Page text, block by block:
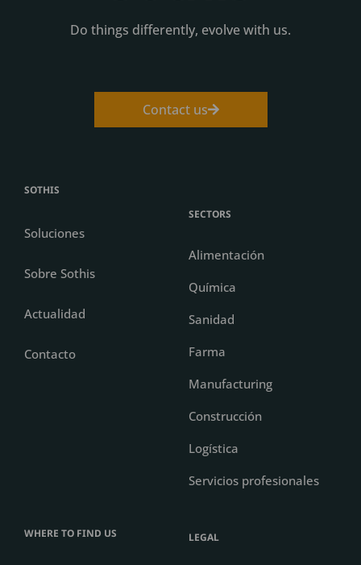
Do things differently, evolve with us.
Contact us
SOTHIS
Soluciones
Sobre Sothis
Actualidad
Contacto
SECTORS
Alimentación
Química
Sanidad
Farma
Manufacturing
Construcción
Logística
Servicios profesionales
WHERE TO FIND US LEGAL